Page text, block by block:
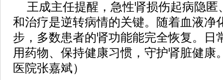
王成主任提醒，急性肾损伤起病隐
和治疗是逆转病情的关键。随着血液净
步，多数患者的肾功能能完全恢复。日
用药物、保持健康习惯，守护肾脏健康
医院张嘉斌）